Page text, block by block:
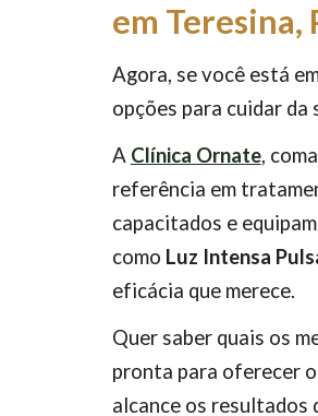
em Teresina,
Agora, se você está
opções para cuidar da
A Clínica Ornate,
referência em
capacitados e
como Luz Intensa
eficácia que merece.
Quer saber quais os
pronta para oferecer
alcance os resultados